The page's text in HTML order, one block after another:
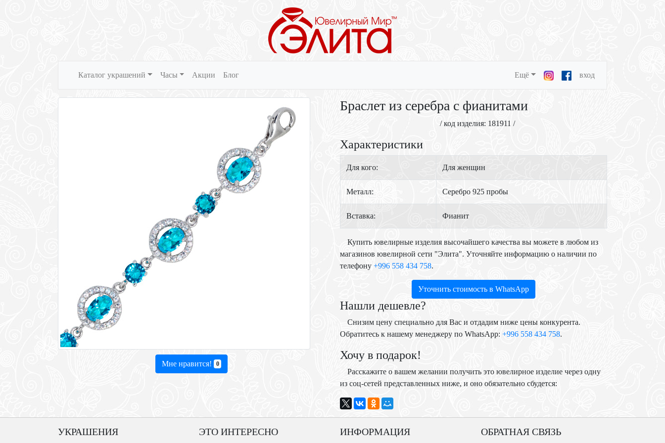
Каталог украшений Часы Акции Блог Ещё вход
Мне нравится! 0
Браслет из серебра с фианитами
/ код изделия: 181911 /
Характеристики
Для кого: Для женщин
Металл: Серебро 925 пробы
Вставка: Фианит
Купить ювелирные изделия высочайшего качества вы можете в любом из
магазинов ювелирной сети "Элита". Уточняйте информацию о наличии по
телефону +996 558 434 758.
Уточнить стоимость в WhatsApp
Нашли дешевле?
Снизим цену специально для Вас и отдадим ниже цены конкурента.
Обратитесь к нашему менеджеру по WhatsApp: +996 558 434 758.
Хочу в подарок!
Расскажите о вашем желании получить это ювелирное изделие через одну
из соц-сетей представленных ниже, и оно обязательно сбудется:
УКРАШЕНИЯ ЭТО ИНТЕРЕСНО ИНФОРМАЦИЯ ОБРАТНАЯ СВЯЗЬ